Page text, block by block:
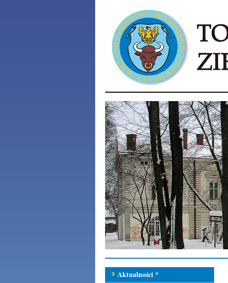
Aktualności *